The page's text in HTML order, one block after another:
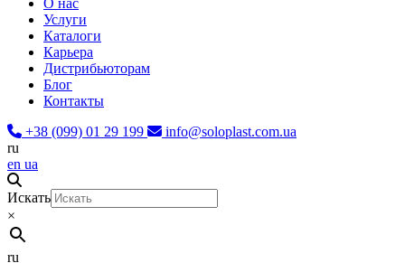
О нас
Услуги
Каталоги
Карьера
Дистрибьюторам
Блог
Контакты
+38 (099) 01 29 199
info@soloplast.com.ua
ru
en ua
Искать
×
ru